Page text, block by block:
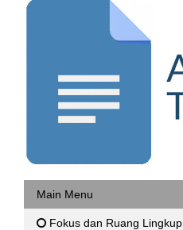
Main Menu
Fokus dan Ruang Lingkup